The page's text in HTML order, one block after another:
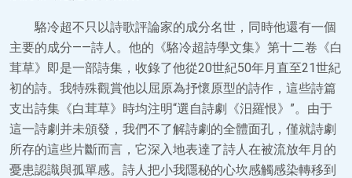
駱冷超不只以詩歌評論家的成分名世，同時他還有一個
主要的成分——詩人。他的《駱冷超詩學文集》第十二卷《白
茸草》即是一部詩集，收錄了他從20世紀50年月直至21世紀
初的詩。我特殊觀賞他以屈原為抒懷原型的詩作，這些詩篇
支出詩集《白茸草》時均注明“選自詩劇《汨羅恨》”。由于
這一詩劇并未頒發，我們不了解詩劇的全體面孔，僅就詩劇
所存的這些片斷而言，它深入地表達了詩人在被流放年月的
憂患認識與孤單感。詩人把小我隱秘的心坎感觸感染轉移到